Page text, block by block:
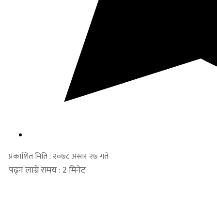
प्रकाशित मिति : २०७८ असार २७ गते
पढ्न लाग्ने समय : 2 मिनेट